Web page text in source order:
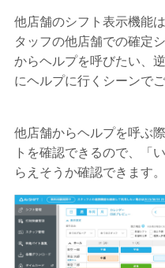
他店舗のシフト表示機能
タッフの他店舗での確定
からヘルプを呼びたい、
にヘルプに行くシーンで
他店舗からヘルプを呼ぶ
トを確認できるので、「
らえそうか確認できます。